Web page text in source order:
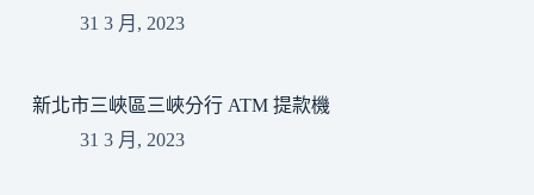
31 3 月, 2023
新北市三峽區三峽分行 ATM 提款機
31 3 月, 2023